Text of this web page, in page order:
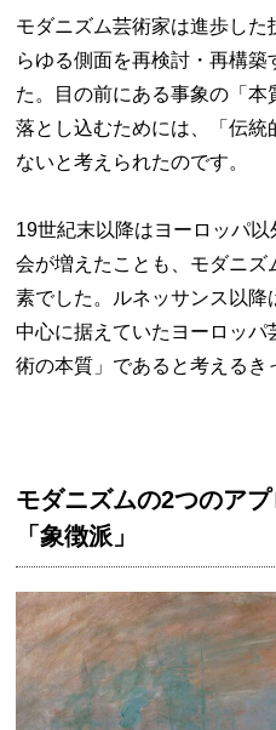
モダニズム芸術家は進歩し
らゆる側面を再検討・再構
た。目の前にある事象の「
落とし込むためには、「伝
ないと考えられたのです。
19世紀末以降はヨーロッパ
会が増えたことも、モダニ
素でした。ルネッサンス以
中心に据えていたヨーロッ
術の本質」であると考えるき
モダニズムの2つのア
「象徴派」